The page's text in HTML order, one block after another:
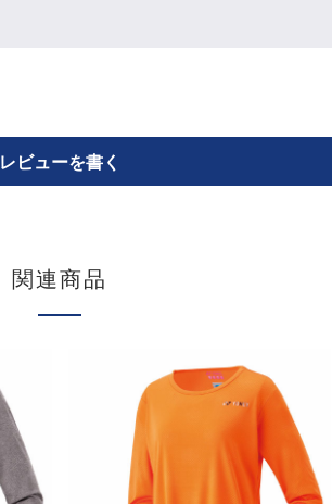
レビューを書く
関連商品